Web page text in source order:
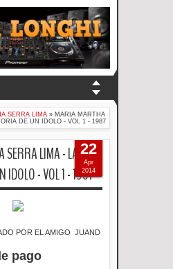
SERRA LIMA » MARIA MARTHA
DE UN IDOLO - VOL 1 - 1987
LIMA - LA
IDOLO - VOL 1 - 1987
POR EL AMIGO JUAND
pago
22
Apr
2014